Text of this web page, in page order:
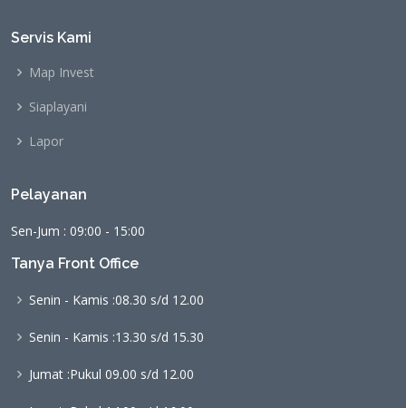
Servis Kami
Map Invest
Siaplayani
Lapor
Pelayanan
Sen-Jum : 09:00 - 15:00
Tanya Front Office
Senin - Kamis :08.30 s/d 12.00
Senin - Kamis :13.30 s/d 15.30
Jumat :Pukul 09.00 s/d 12.00